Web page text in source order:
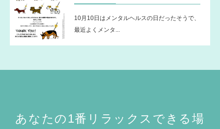
10月10日はメンタルヘルスの日だったそうで、
最近よくメンタ...
あなたの1番リラックスできる場